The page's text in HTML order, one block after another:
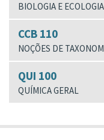
BIOLOGIA E
CCB 110
NOÇÕES DE
QUI 100
QUÍMICA GERAL